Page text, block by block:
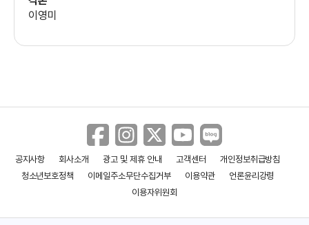
이영미
공지사항 회사소개 광고 및 제휴 안내 고객센터
개인정보취급방침
청소년보호정책
이메일주소무단수집거부 이용약관
언론윤리강령
이용자위원회